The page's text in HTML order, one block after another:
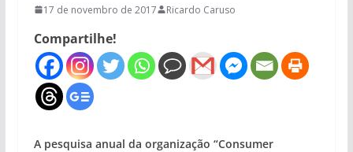
17 de novembro de 2017 Ricardo Caruso
Compartilhe!
A pesquisa anual da organização “Consumer